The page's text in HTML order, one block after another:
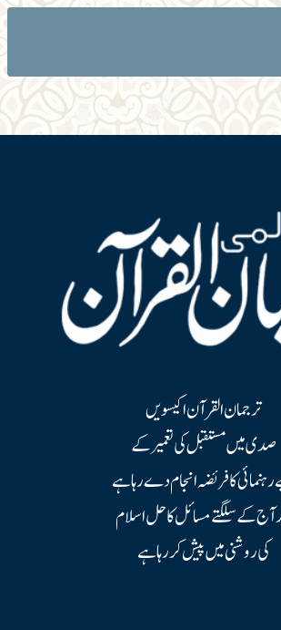
ترجمان القرآن اکیسویں
صدی میں مستقبل کی تعمیر کے
کا فریضہ انجام دے رہا ہے
آج کے سلگتے مسائل کا حل اسلام
کی روشنی میں پیش کر رہا ہے